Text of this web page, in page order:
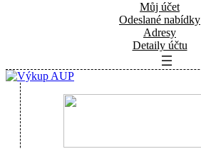
Můj účet
Odeslané nabídky
Adresy
Detaily účtu